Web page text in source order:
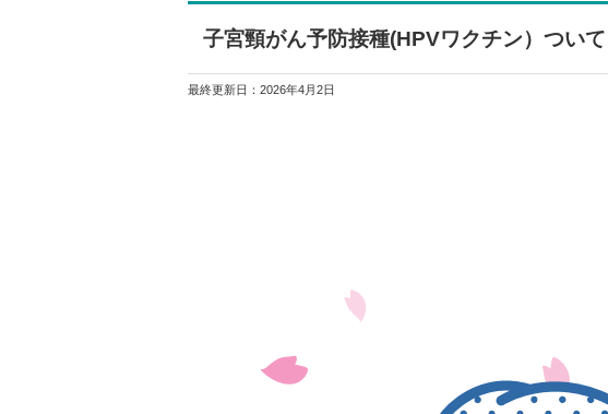
子宮頸がん予防接種(HPVワクチン）ついて
最終更新日： 2026年4月2日